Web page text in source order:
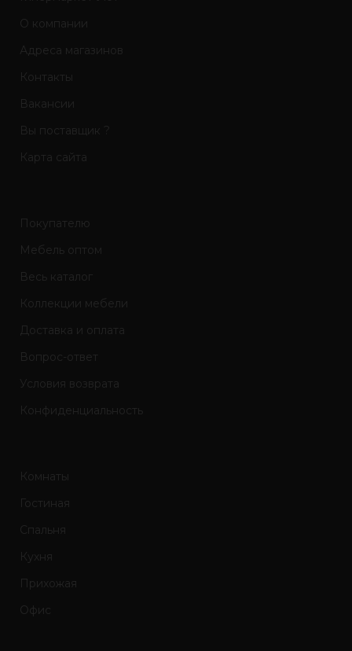
О компании
Адреса магазинов
Контакты
Вакансии
Вы поставщик ?
Карта сайта
Покупателю
Мебель оптом
Весь каталог
Коллекции мебели
Доставка и оплата
Вопрос-ответ
Условия возврата
Конфиденциальность
Комнаты
Гостиная
Спальня
Кухня
Прихожая
Офис